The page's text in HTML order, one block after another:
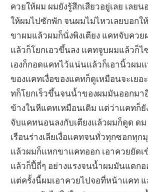
ควยให้ผม ผมยังรู้สึกเสียวอยู่เลย เลย
ให้ผมไปซักพัก จนผมไม่ไหวเลยบอก
ขาผมแล้วผมก็นั่งพิงเตียง แคทจับคว
แล้วก็โยกเอวขึ้นลง แคทจูบผมแล้วก็
เองก็กอดแคทไว้แน่นแล้วก็เอานิ้วผม
ของแคทเงื่อของแคทก็ดูเหมือนจะเย
ทก็โยกเร็วขึ้นจนน้ำของผมมันออกมา
ข้างในหีแคทเหมือนเดิม แต่ว่าแคทก็
จับแคทนอนลงกับเตียงแล้วผมก็ดูด ด
เรือนร่างเลียเงื่อแคทจนทั่วทุกซอกทุก
แล้วผมก็แหกขาแคทออก เอาควยยัด
แล้วก็ปี้ถี่ๆ อย่างแรงจนน้ำผมมันแตกอ
แต่ครั้งนี้ผมเอาควยไปจอที่หน้าแคท